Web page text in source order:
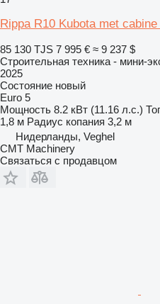
Rippa R10 Kubota met
85 130 TJS 7 995 € ≈ 9 237 $
Строительная техника - мини-
2025
Состояние новый
Euro 5
Мощность 8.2 кВт (11.16 л.с.)
1,8 м Радиус копания 3,2 м
Нидерланды, Veghel
CMT Machinery
Связаться с продавцом